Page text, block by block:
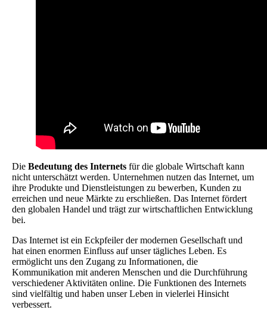
Die Bedeutung des Internets für die globale Wirtschaft kann
nicht unterschätzt werden. Unternehmen nutzen das Internet, um
ihre Produkte und Dienstleistungen zu bewerben, Kunden zu
erreichen und neue Märkte zu erschließen. Das Internet fördert
den globalen Handel und trägt zur wirtschaftlichen Entwicklung
bei.
Das Internet ist ein Eckpfeiler der modernen Gesellschaft und
hat einen enormen Einfluss auf unser tägliches Leben. Es
ermöglicht uns den Zugang zu Informationen, die
Kommunikation mit anderen Menschen und die Durchführung
verschiedener Aktivitäten online. Die Funktionen des Internets
sind vielfältig und haben unser Leben in vielerlei Hinsicht
verbessert.